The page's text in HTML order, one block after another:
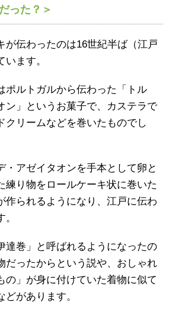
った？＞
が伝わったのは16世紀半ば（江戸
ます。
ポルトガルから伝わった「トル
ン」というお菓子で、カステラで
クリームなどを巻いたものでし
・アゼイタオンを手本として卵と
練り物をロールケーキ状に巻いた
作られるようになり、江戸に伝わ
達巻」と呼ばれるようになったの
だったからという説や、おしゃれ
の」が身に付けていた着物に似て
があります。